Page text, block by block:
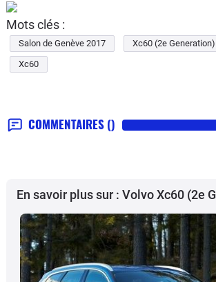
Mots clés :
Salon de Genève 2017 Xc60 (2e Generation)
Xc60
COMMENTAIRES ()
En savoir plus sur : Volvo Xc60 (2e